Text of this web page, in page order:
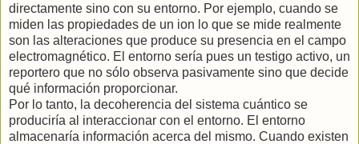
directamente sino con su entorno. Por ejemplo, cuando se
miden las propiedades de un ion lo que se mide realmente
son las alteraciones que produce su presencia en el campo
electromagnético. El entorno sería pues un testigo activo, un
reportero que no sólo observa pasivamente sino que decide
qué información proporcionar.
Por lo tanto, la decoherencia del sistema cuántico se
produciría al interaccionar con el entorno. El entorno
almacenaría información acerca del mismo. Cuando existen